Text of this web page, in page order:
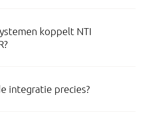
koppelt NTI
integratie precies?